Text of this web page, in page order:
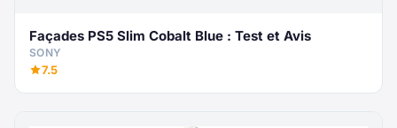
Façades PS5 Slim Cobalt Blue : Test et Avis
SONY
7.5